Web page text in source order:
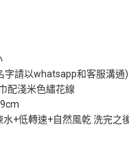
字請以whatsapp和客服溝通)
配淺米色繡花線
+低轉速+自然風乾 洗完